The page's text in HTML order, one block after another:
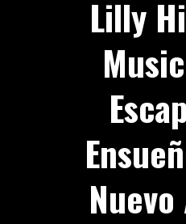
Lilly